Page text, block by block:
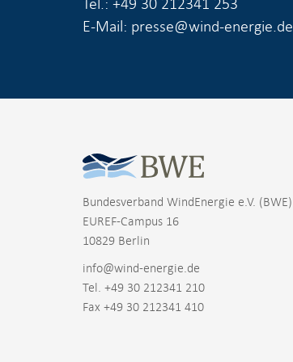
E-Mail: presse@wind-energie.de
Bundesverband WindEnergie e.V. (BWE)
EUREF-Campus 16
10829 Berlin
info@wind-energie.de
Tel. +49 30 212341 210
Fax +49 30 212341 410